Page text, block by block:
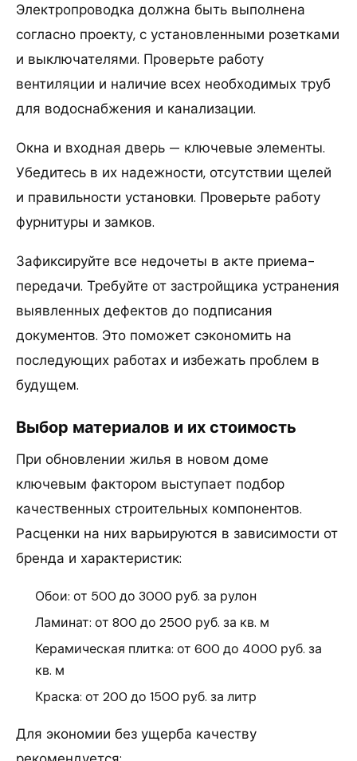
Электропроводка должна быть выполнена
согласно проекту, с установленными розетками
и выключателями. Проверьте работу
вентиляции и наличие всех необходимых труб
для водоснабжения и канализации.
Окна и входная дверь — ключевые элементы.
Убедитесь в их надежности, отсутствии щелей
и правильности установки. Проверьте работу
фурнитуры и замков.
Зафиксируйте все недочеты в акте приема-
передачи. Требуйте от застройщика устранения
выявленных дефектов до подписания
документов. Это поможет сэкономить на
последующих работах и избежать проблем в
будущем.
Выбор материалов и их стоимость
При обновлении жилья в новом доме
ключевым фактором выступает подбор
качественных строительных компонентов.
Расценки на них варьируются в зависимости от
бренда и характеристик:
Обои: от 500 до 3000 руб. за рулон
Ламинат: от 800 до 2500 руб. за кв. м
Керамическая плитка: от 600 до 4000 руб. за
кв. м
Краска: от 200 до 1500 руб. за литр
Для экономии без ущерба качеству